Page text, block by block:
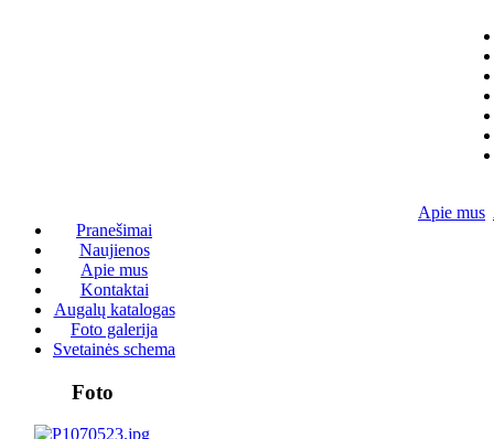
Pranešimai
Naujienos
Apie mus
Kontaktai
Augalų katalogas
Foto galerija
Svetainės schema
Foto
Apie mus